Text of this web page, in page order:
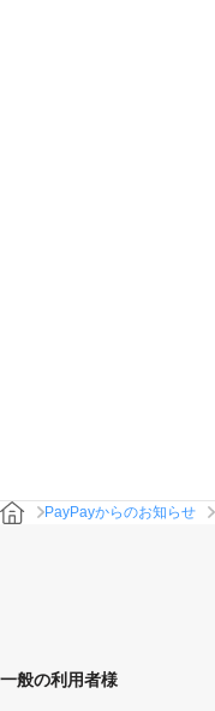
PayPayからのお知らせ
一般の利用者様